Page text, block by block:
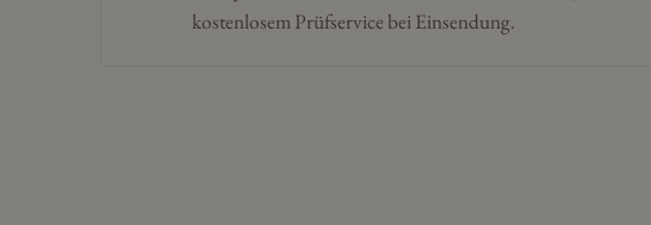
kostenlosem Prüfservice bei Einsendung.